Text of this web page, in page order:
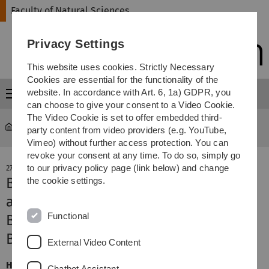
Skip
Skip
Skip
Skip
Faculty of Natural Sciences
Menu
Faculty of Natural Sciences news-detail
27. November 2019
Bienenforschung der Uni Ulm
ausgezeichnet
BienABest ist Projekt der UN-Dekade
Biologische Vielfalt
Hohe Auszeichnung für das Insektenschutzprojekt
Privacy Settings
This website uses cookies. Strictly Necessary
Cookies are essential for the functionality of the
website. In accordance with Art. 6, 1a) GDPR, you
can choose to give your consent to a Video Cookie.
The Video Cookie is set to offer embedded third-
party content from video providers (e.g. YouTube,
Vimeo) without further access protection. You can
revoke your consent at any time. To do so, simply go
to our privacy policy page (link below) and change
the cookie settings.
Functional
External Video Content